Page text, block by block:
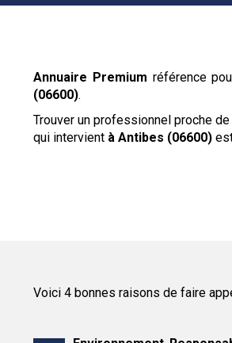
Annuaire Premium référence
(06600).
Trouver un professionnel proche
qui intervient à Antibes (06600)
Voici 4 bonnes raisons de faire